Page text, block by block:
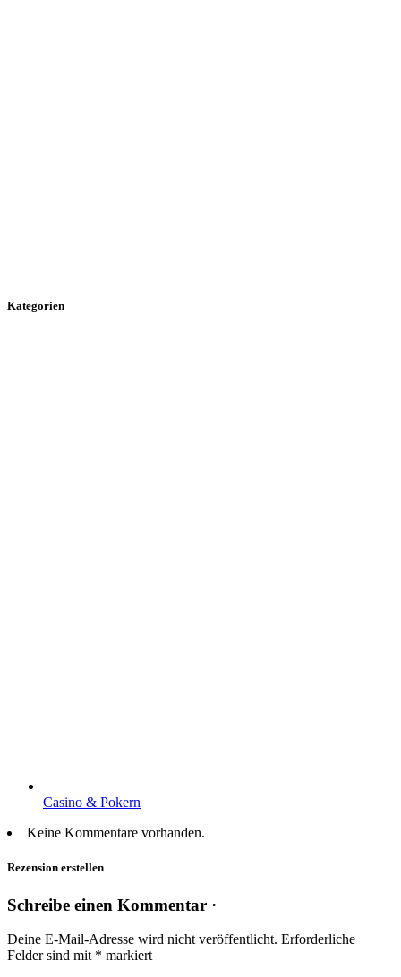
Kategorien
Casino & Pokern
Keine Kommentare vorhanden.
Rezension erstellen
Schreibe einen Kommentar ·
Deine E-Mail-Adresse wird nicht veröffentlicht. Erforderliche
Felder sind mit * markiert